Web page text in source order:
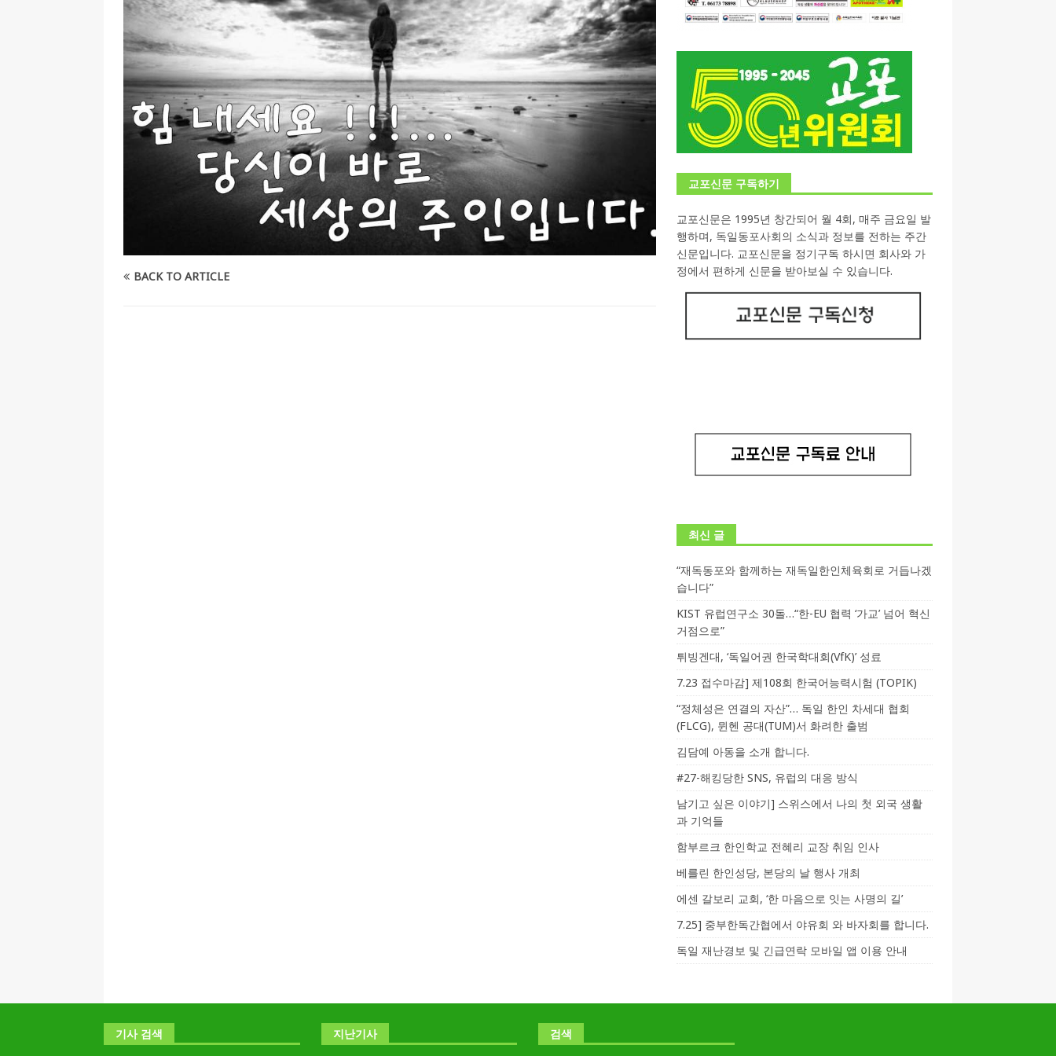
[ 2026-07-27 ]
튀빙겐대, ‘독일어권 한국학대회(VfK)’ 성료
한인소식
[ 2026-07-20 ]
7.23 접수마감] 제108회 한국어능력시험 (TOPIK)
게시판 / 행사 / 알림
[ 2026-07-20 ] “정체성은 연결의 자산”… 독일 한인 차세대 협회(FLCG), 뮌헨 공대(TUM)서 화려한 출범
한
인소식
[ 2026-07-20 ] 김담예 아동을 소개 합니다.
사랑의 손길
[ 2022-03-20 ] 사진의 주인을 찾습니다. 게시판 / 행사 / 알림
BACK TO ARTICLE
교포신문 구독하기
교포신문은 1995년 창간되어 월 4회, 매주 금요일 발
행하며, 독일동포사회의 소식과 정보를 전하는 주간
신문입니다. 교포신문을 정기구독 하시면 회사와 가
정에서 편하게 신문을 받아보실 수 있습니다.
최신 글
“재독동포와 함께하는 재독일한인체육회로 거듭나겠
습니다”
KIST 유럽연구소 30돌…“한-EU 협력 ‘가교’ 넘어 혁신
거점으로”
튀빙겐대, ‘독일어권 한국학대회(VfK)’ 성료
7.23 접수마감] 제108회 한국어능력시험 (TOPIK)
“정체성은 연결의 자산”… 독일 한인 차세대 협회
(FLCG), 뮌헨 공대(TUM)서 화려한 출범
김담예 아동을 소개 합니다.
#27-해킹당한 SNS, 유럽의 대응 방식
남기고 싶은 이야기] 스위스에서 나의 첫 외국 생활
과 기억들
함부르크 한인학교 전혜리 교장 취임 인사
베를린 한인성당, 본당의 날 행사 개최
에센 갈보리 교회, ‘한 마음으로 잇는 사명의 길’
7.25] 중부한독간협에서 야유회 와 바자회를 합니다.
독일 재난경보 및 긴급연락 모바일 앱 이용 안내
기사 검색 지난기사 검색